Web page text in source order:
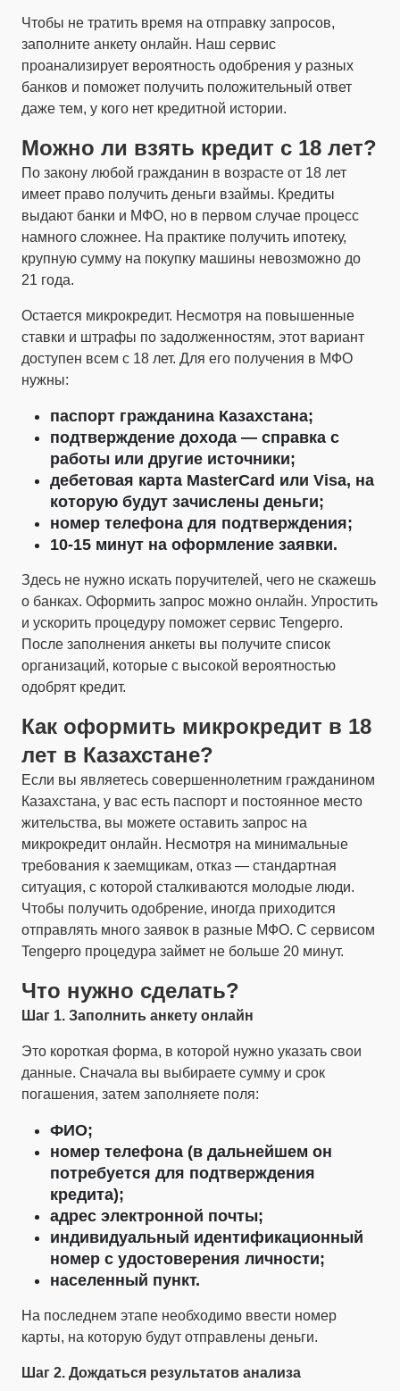
Чтобы не тратить время на отправку запросов,
заполните анкету онлайн. Наш сервис
проанализирует вероятность одобрения у разных
банков и поможет получить положительный ответ
даже тем, у кого нет кредитной истории.
Можно ли взять кредит с 18 лет?
По закону любой гражданин в возрасте от 18 лет
имеет право получить деньги взаймы. Кредиты
выдают банки и МФО, но в первом случае процесс
намного сложнее. На практике получить ипотеку,
крупную сумму на покупку машины невозможно до
21 года.
Остается микрокредит. Несмотря на повышенные
ставки и штрафы по задолженностям, этот вариант
доступен всем с 18 лет. Для его получения в МФО
нужны:
паспорт гражданина Казахстана;
подтверждение дохода — справка с
работы или другие источники;
дебетовая карта MasterCard или Visa, на
которую будут зачислены деньги;
номер телефона для подтверждения;
10-15 минут на оформление заявки.
Здесь не нужно искать поручителей, чего не скажешь
о банках. Оформить запрос можно онлайн. Упростить
и ускорить процедуру поможет сервис Tengepro.
После заполнения анкеты вы получите список
организаций, которые с высокой вероятностью
одобрят кредит.
Как оформить микрокредит в 18
лет в Казахстане?
Если вы являетесь совершеннолетним гражданином
Казахстана, у вас есть паспорт и постоянное место
жительства, вы можете оставить запрос на
микрокредит онлайн. Несмотря на минимальные
требования к заемщикам, отказ — стандартная
ситуация, с которой сталкиваются молодые люди.
Чтобы получить одобрение, иногда приходится
отправлять много заявок в разные МФО. С сервисом
Tengepro процедура займет не больше 20 минут.
Что нужно сделать?
Шаг 1. Заполнить анкету онлайн
Это короткая форма, в которой нужно указать свои
данные. Сначала вы выбираете сумму и срок
погашения, затем заполняете поля:
ФИО;
номер телефона (в дальнейшем он
потребуется для подтверждения
кредита);
адрес электронной почты;
индивидуальный идентификационный
номер с удостоверения личности;
населенный пункт.
На последнем этапе необходимо ввести номер
карты, на которую будут отправлены деньги.
Шаг 2. Дождаться результатов анализа